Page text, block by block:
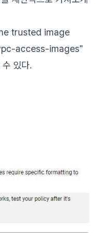
trusted image
access-images"
있다.